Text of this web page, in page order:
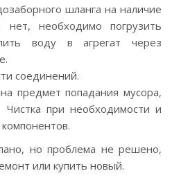
шланга на наличие
необходимо погрузить
воду в агрегат через
соединений.
предмет попадания мусора,
Чистка при необходимости и
но проблема не решено,
или купить новый.